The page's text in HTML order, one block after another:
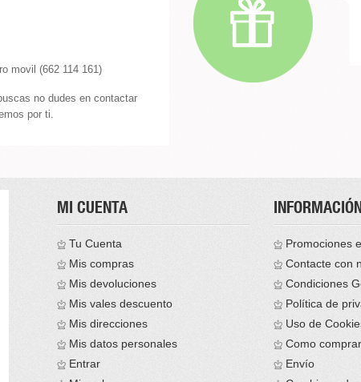
movil (662 114 161)
no dudes en contactar
por ti.
MI CUENTA
Tu Cuenta
Mis compras
Mis devoluciones
Mis vales descuento
Mis direcciones
Mis datos personales
Entrar
Promociones
Contacte con
Condiciones
Política de
Uso de
Como comprar
Envío